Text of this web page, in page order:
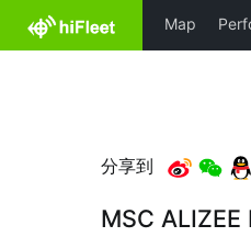
分享到
MSC